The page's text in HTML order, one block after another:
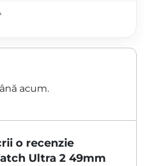
acum.
o recenzie
Ultra 2 49mm